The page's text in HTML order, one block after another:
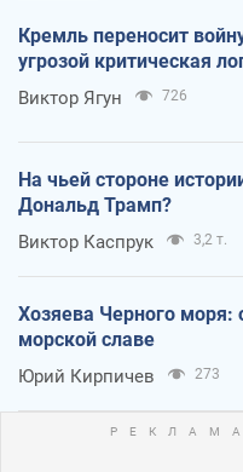
Кремль переносит
угрозой критическая
Виктор Ягун 726
На чьей стороне
Дональд Трамп?
Виктор Каспрук 3,2 т.
Хозяева Черного моря:
морской славе
Юрий Кирпичев 273